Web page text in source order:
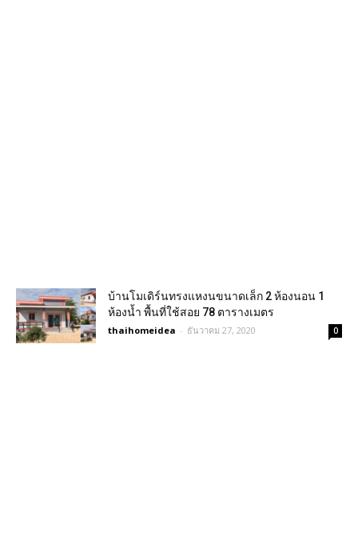
บ้านโมเดิร์นทรงแหงนขนาดเล็ก 2 ห้องนอน 1
ห้องน้ำ พื้นที่ใช้สอย 78 ตารางเมตร
thaihomeidea - ธันวาคม 27, 2020 0